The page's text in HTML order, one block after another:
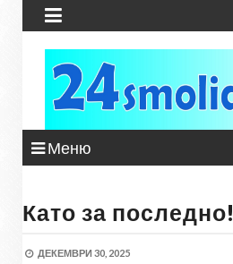

Меню
Като за последно!
ДЕКЕМВРИ 30, 2025